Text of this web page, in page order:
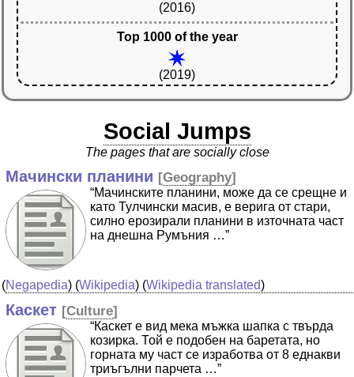
(2016)
Top 1000 of the year
(2019)
Social Jumps
The pages that are socially close
Мачински планини [Geography]
“Мачинските планини, може да се срещне и
като Тулчински масив, е верига от стари,
силно ерозирали планини в източната част
на днешна Румъния …”
(Negapedia) (Wikipedia) (Wikipedia translated)
Каскет [Culture]
“Каскет е вид мека мъжка шапка с твърда
козирка. Той е подобен на баретата, но
горната му част се изработва от 8 еднакви
триъгълни парчета …”